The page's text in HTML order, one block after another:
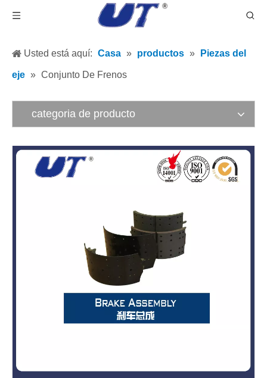
Usted está aquí: Casa » productos » Piezas del
eje » Conjunto De Frenos
categoria de producto